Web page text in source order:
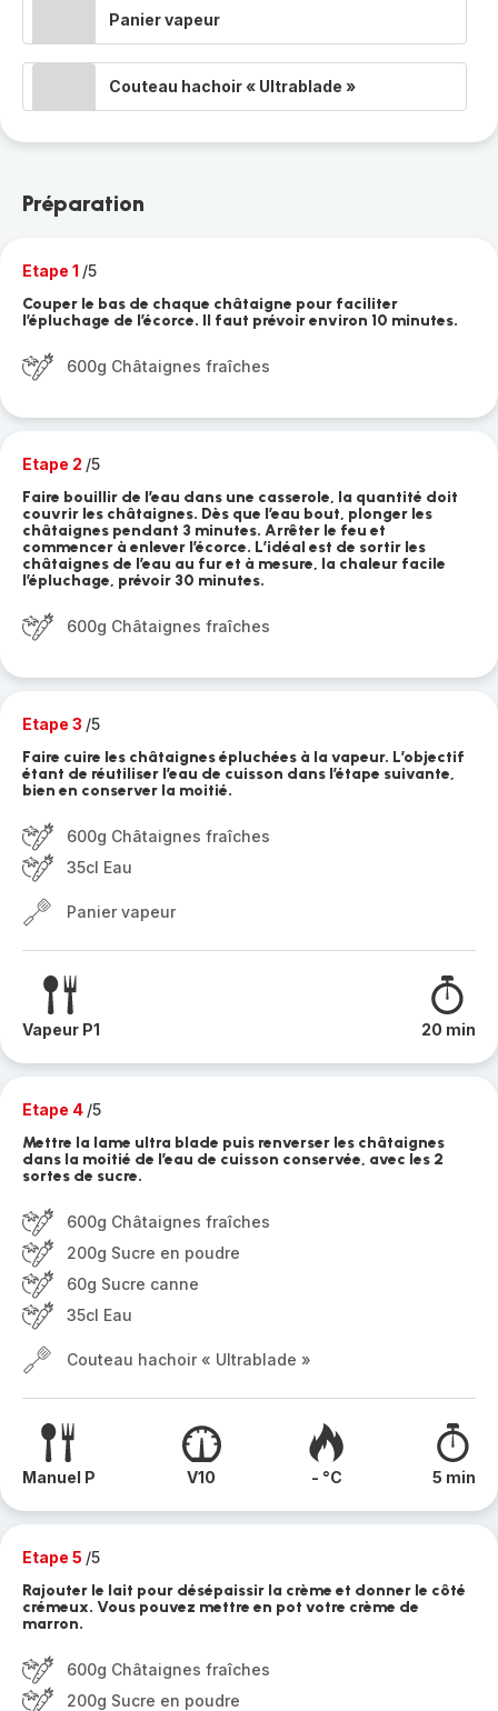
Panier vapeur
Couteau hachoir « Ultrablade »
Préparation
Etape 1 /5
Couper le bas de chaque châtaigne pour faciliter
l’épluchage de l’écorce. Il faut prévoir environ 10 minutes.
600g Châtaignes fraîches
Etape 2 /5
Faire bouillir de l’eau dans une casserole, la quantité doit
couvrir les châtaignes. Dès que l’eau bout, plonger les
châtaignes pendant 3 minutes. Arrêter le feu et
commencer à enlever l’écorce. L’idéal est de sortir les
châtaignes de l’eau au fur et à mesure, la chaleur facile
l’épluchage, prévoir 30 minutes.
600g Châtaignes fraîches
Etape 3 /5
Faire cuire les châtaignes épluchées à la vapeur. L’objectif
étant de réutiliser l’eau de cuisson dans l’étape suivante,
bien en conserver la moitié.
600g Châtaignes fraîches
35cl Eau
Panier vapeur
Vapeur P1 20 min
Etape 4 /5
Mettre la lame ultra blade puis renverser les châtaignes
dans la moitié de l’eau de cuisson conservée, avec les 2
sortes de sucre.
600g Châtaignes fraîches
200g Sucre en poudre
60g Sucre canne
35cl Eau
Couteau hachoir « Ultrablade »
Manuel P V10 - °C 5 min
Etape 5 /5
Rajouter le lait pour désépaissir la crème et donner le côté
crémeux. Vous pouvez mettre en pot votre crème de
marron.
600g Châtaignes fraîches
200g Sucre en poudre